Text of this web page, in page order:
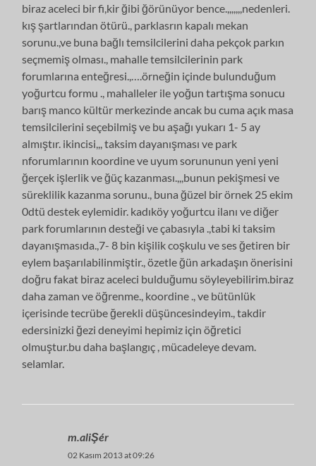
biraz aceleci bir fi,kir ğibi ğörünüyor bence.,,,,,,,nedenleri.
kış şartlarından ötürü., parklasrın kapalı mekan
sorunu.,ve buna bağlı temsilcilerini daha pekçok parkın
seçmemiş olması., mahalle temsilcilerinin park
forumlarına enteğresi.,….örneğin içinde bulunduğum
yoğurtcu formu ., mahalleler ile yoğun tartışma sonucu
barış manco kültür merkezinde ancak bu cuma açık masa
temsilcilerini seçebilmiş ve bu aşağı yukarı 1- 5 ay
almıştır. ikincisi,,, taksim dayanışması ve park
nforumlarının koordine ve uyum sorununun yeni yeni
ğerçek işlerlik ve ğüç kazanması.,,,bunun pekişmesi ve
süreklilik kazanma sorunu., buna ğüzel bir örnek 25 ekim
0dtü destek eylemidir. kadıköy yoğurtcu ilanı ve diğer
park forumlarının desteği ve çabasıyla .,tabi ki taksim
dayanışmasıda.,7- 8 bin kişilik coşkulu ve ses ğetiren bir
eylem başarılabilinmiştir., özetle ğün arkadaşın önerisini
doğru fakat biraz aceleci bulduğumu söyleyebilirim.biraz
daha zaman ve öğrenme., koordine ., ve bütünlük
içerisinde tecrübe ğerekli düşüncesindeyim., takdir
edersinizki ğezi deneyimi hepimiz için öğretici
olmuştur.bu daha başlangıç , mücadeleye devam.
selamlar.
m.aliŞér
02 Kasım 2013 at 09:26